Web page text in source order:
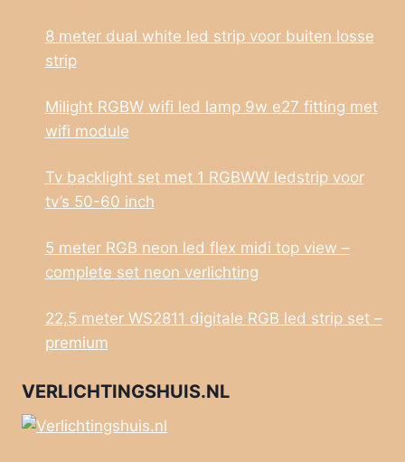
8 meter dual white led strip voor buiten losse
strip
Milight RGBW wifi led lamp 9w e27 fitting met
wifi module
Tv backlight set met 1 RGBWW ledstrip voor
tv’s 50-60 inch
5 meter RGB neon led flex midi top view –
complete set neon verlichting
22,5 meter WS2811 digitale RGB led strip set –
premium
VERLICHTINGSHUIS.NL